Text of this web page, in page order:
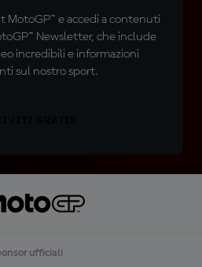
MotoGP™ e accedi a contenuti
Newsletter, che include
incredibili e informazioni
sul nostro sport.
ufficiali